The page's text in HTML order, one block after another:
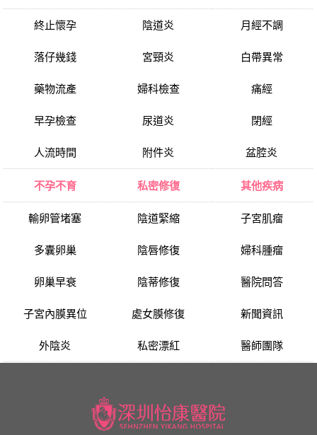
終止懷孕
落仔幾錢
藥物流產
早孕檢查
人流時間
陰道炎
宮頸炎
婦科檢查
尿道炎
附件炎
月經不調
白帶異常
痛經
閉經
盆腔炎
不孕不育
輸卵管堵塞
多囊卵巢
卵巢早衰
子宮內膜異位
外陰炎
私密修復
陰道緊縮
陰唇修復
陰蒂修復
處女膜修復
私密漂紅
其他疾病
子宮肌瘤
婦科腫瘤
醫院問答
新聞資訊
醫師團隊